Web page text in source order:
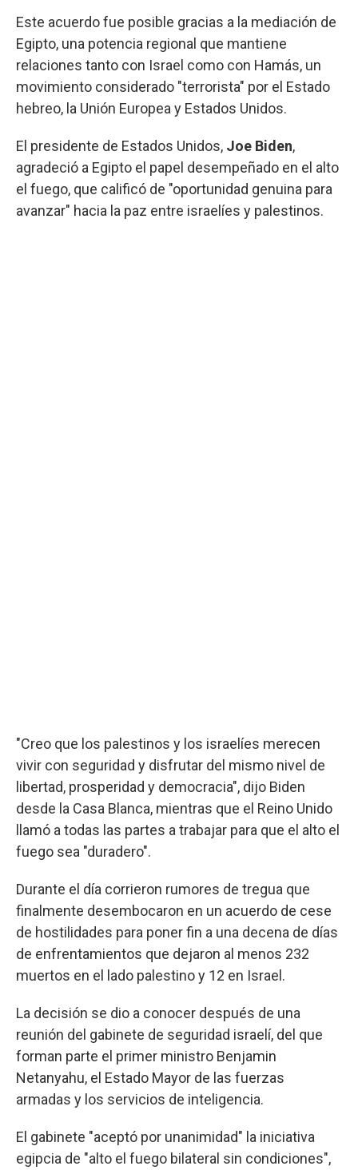
Este acuerdo fue posible gracias a la mediación de
Egipto, una potencia regional que mantiene
relaciones tanto con Israel como con Hamás, un
movimiento considerado "terrorista" por el Estado
hebreo, la Unión Europea y Estados Unidos.
El presidente de Estados Unidos, Joe Biden,
agradeció a Egipto el papel desempeñado en el alto
el fuego, que calificó de "oportunidad genuina para
avanzar" hacia la paz entre israelíes y palestinos.
"Creo que los palestinos y los israelíes merecen
vivir con seguridad y disfrutar del mismo nivel de
libertad, prosperidad y democracia", dijo Biden
desde la Casa Blanca, mientras que el Reino Unido
llamó a todas las partes a trabajar para que el alto el
fuego sea "duradero".
Durante el día corrieron rumores de tregua que
finalmente desembocaron en un acuerdo de cese
de hostilidades para poner fin a una decena de días
de enfrentamientos que dejaron al menos 232
muertos en el lado palestino y 12 en Israel.
La decisión se dio a conocer después de una
reunión del gabinete de seguridad israelí, del que
forman parte el primer ministro Benjamin
Netanyahu, el Estado Mayor de las fuerzas
armadas y los servicios de inteligencia.
El gabinete "aceptó por unanimidad" la iniciativa
egipcia de "alto el fuego bilateral sin condiciones",